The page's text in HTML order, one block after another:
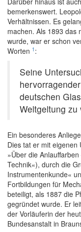
bemerkenswert.
Verhältnissen. Es
machen. Als 1893 das
wurde, war er schon
Worten 1 :
Seine
deutschen
Weltgeltung zu
Ein besonderes
Dies tat er mit eigenen
»Über die
Technik«), durch die
Instrumentenkunde«
Fortbildungen für
beteiligt, als 1887 die
gegründet wurde. Er
der Vorläuferin der
Bundesanstalt in